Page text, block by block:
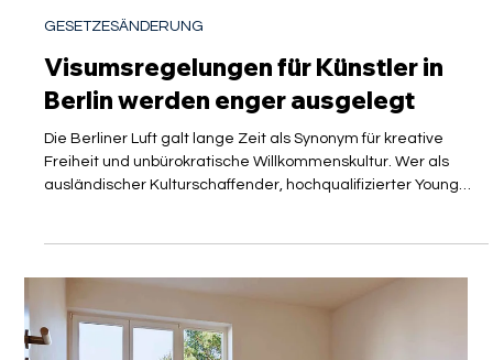
einer Zerreißprobe. Nach wochenlangen Spekulationen und
einer Phase der totalen Ungewissheit gibt es nun jedoch
konkrete Signale der Entlastung: Die Bearbeitung von
Visaanträgen im Iran wurde offiziell und